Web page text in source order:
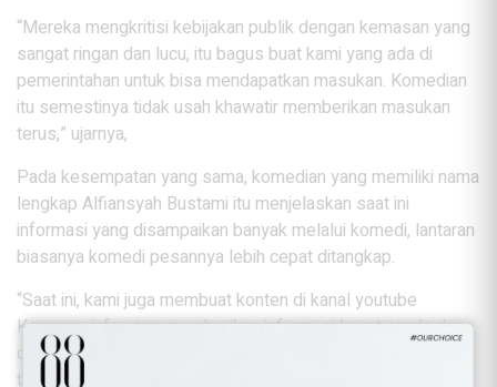
“Mereka mengkritisi kebijakan publik dengan kemasan yang
sangat ringan dan lucu, itu bagus buat kami yang ada di
pemerintahan untuk bisa mendapatkan masukan. Komedian
itu semestinya tidak usah khawatir memberikan masukan
terus,” ujarnya,
Pada kesempatan yang sama, komedian yang memiliki nama
lengkap Alfiansyah Bustami itu menjelaskan saat ini
informasi yang disampaikan banyak melalui komedi, lantaran
biasanya komedi pesannya lebih cepat ditangkap.
“Saat ini, kami juga membuat konten di kanal youtube
Komeng_info yang memberikan informasi lewat canda dan
diharapkan bisa informatif seperti cara berwisata namun
tetap harus sehat,” katanya.